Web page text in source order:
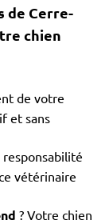
de Cerre-
chien
de votre
et sans
vétérinaire
? Votre chien